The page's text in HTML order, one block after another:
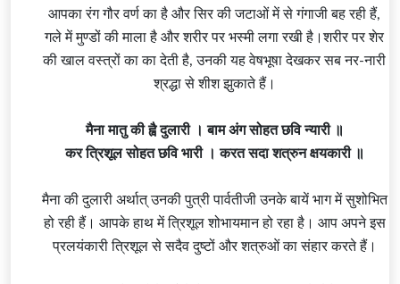
आपका रंग गौर वर्ण का है और सिर की जटाओं में से गंगाजी बह रही हैं,
गले में मुण्डों की माला है और शरीर पर भस्मी लगा रखी है।शरीर पर शेर
की खाल वस्त्रों का का देती है, उनकी यह वेषभूषा देखकर सब नर-नारी
श्रद्धा से शीश झुकाते हैं।
मैना मातु की ह्वै दुलारी । बाम अंग सोहत छवि न्यारी ॥
कर त्रिशूल सोहत छवि भारी । करत सदा शत्रुन क्षयकारी ॥
मैना की दुलारी अर्थात् उनकी पुत्री पार्वतीजी उनके बायें भाग में सुशोभित
हो रही हैं। आपके हाथ में त्रिशूल शोभायमान हो रहा है। आप अपने इस
प्रलयंकारी त्रिशूल से सदैव दुष्टों और शत्रुओं का संहार करते हैं।